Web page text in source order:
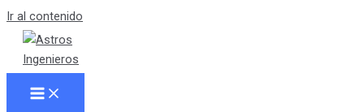
Ir al contenido